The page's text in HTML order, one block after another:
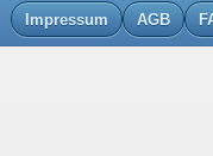
Impressum AGB